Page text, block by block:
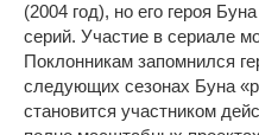
(2004 год), но его героя
серий. Участие в сериале
Поклонникам запомнился
следующих сезонах Буна
становится участником